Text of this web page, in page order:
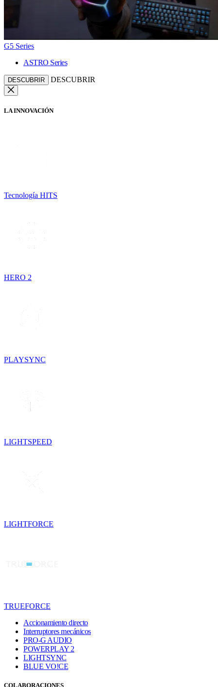
G5 Series
ASTRO Series
DESCUBRIR DESCUBRIR
LA INNOVACIÓN
Tecnología HITS
HERO 2
PLAYSYNC
LIGHTSPEED
LIGHTFORCE
TRUEFORCE
Accionamiento directo
Interruptores mecánicos
PRO-G AUDIO
POWERPLAY 2
LIGHTSYNC
BLUE VO!CE
COLABORACIONES